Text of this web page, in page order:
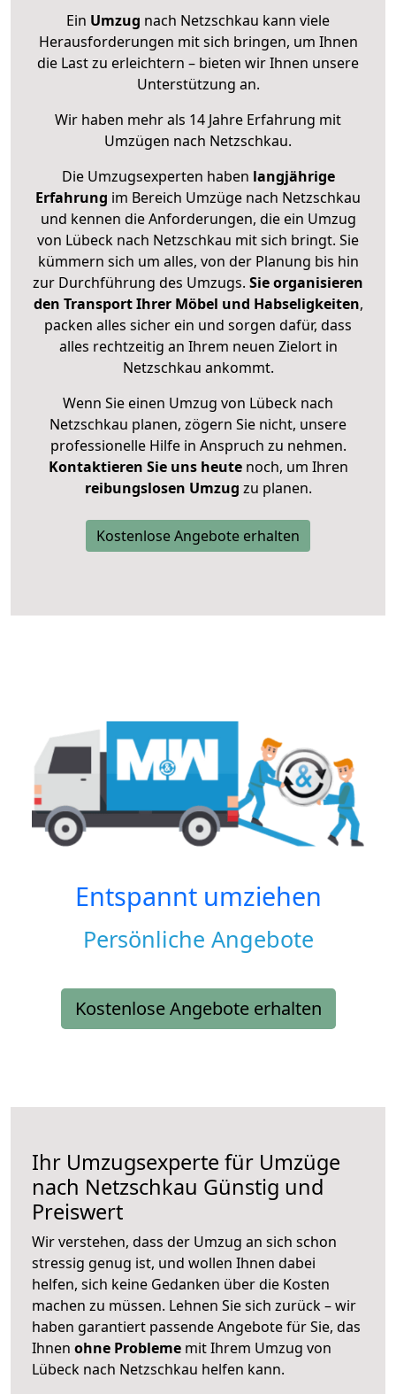
Ein Umzug nach Netzschkau kann viele
Herausforderungen mit sich bringen, um Ihnen
die Last zu erleichtern – bieten wir Ihnen unsere
Unterstützung an.
Wir haben mehr als 14 Jahre Erfahrung mit
Umzügen nach Netzschkau.
Die Umzugsexperten haben langjährige
Erfahrung im Bereich Umzüge nach Netzschkau
und kennen die Anforderungen, die ein Umzug
von Lübeck nach Netzschkau mit sich bringt. Sie
kümmern sich um alles, von der Planung bis hin
zur Durchführung des Umzugs. Sie organisieren
den Transport Ihrer Möbel und Habseligkeiten,
packen alles sicher ein und sorgen dafür, dass
alles rechtzeitig an Ihrem neuen Zielort in
Netzschkau ankommt.
Wenn Sie einen Umzug von Lübeck nach
Netzschkau planen, zögern Sie nicht, unsere
professionelle Hilfe in Anspruch zu nehmen.
Kontaktieren Sie uns heutenoch, um Ihren
reibungslosen Umzug zu planen.
Kostenlose Angebote erhalten
Entspannt umziehen
Persönliche Angebote
Kostenlose Angebote erhalten
Ihr Umzugsexperte für Umzüge
nach Netzschkau Günstig und
Preiswert
Wir verstehen, dass der Umzug an sich schon
stressig genug ist, und wollen Ihnen dabei
helfen, sich keine Gedanken über die Kosten
machen zu müssen. Lehnen Sie sich zurück – wir
haben garantiert passende Angebote für Sie, das
Ihnen ohne Probleme mit Ihrem Umzug von
Lübeck nach Netzschkau helfen kann.